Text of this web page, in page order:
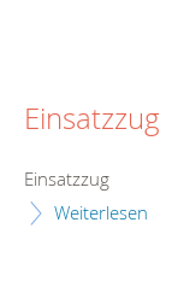
Einsatzzug
Einsatzzug
Weiterlesen